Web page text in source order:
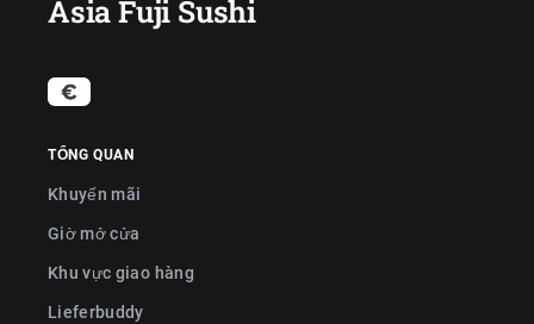
Asia Fuji Sushi
TỔNG QUAN
Khuyến mãi
Giờ mở cửa
Khu vực giao hàng
Lieferbuddy